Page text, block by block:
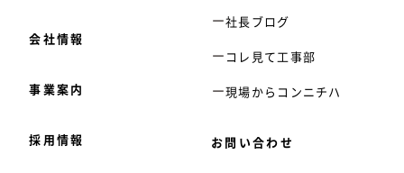
会社情報
事業案内
採用情報
社長ブログ
コレ見て工事部
現場からコンニチハ
お問い合わせ